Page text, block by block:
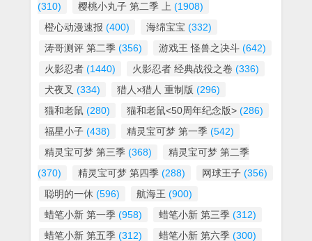
(310)
樱桃小丸子 第二季 上 (1908)
橙心动漫速报 (400) 海绵宝宝 (332)
涛哥测评 第二季 (356) 游戏王 怪兽之决斗 (642)
火影忍者 (1440) 火影忍者 经典战役之卷 (336)
犬夜叉 (334) 猎人×猎人 重制版 (296)
猫和老鼠 (280) 猫和老鼠<50周年纪念版> (286)
福星小子 (438) 精灵宝可梦 第一季 (542)
精灵宝可梦 第三季 (368)
精灵宝可梦 第二季
(370)
精灵宝可梦 第四季 (288) 网球王子 (356)
聪明的一休 (596) 航海王 (900)
蜡笔小新 第一季 (958) 蜡笔小新 第三季 (312)
蜡笔小新 第五季 (312) 蜡笔小新 第六季 (300)